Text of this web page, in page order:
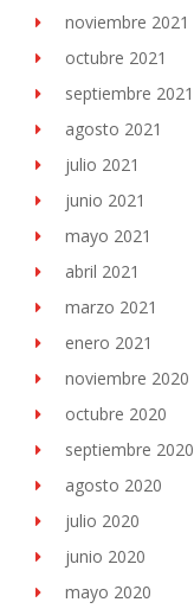
noviembre 2021
octubre 2021
septiembre 2021
agosto 2021
julio 2021
junio 2021
mayo 2021
abril 2021
marzo 2021
enero 2021
noviembre 2020
octubre 2020
septiembre 2020
agosto 2020
julio 2020
junio 2020
mayo 2020